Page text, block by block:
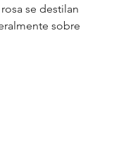
se destilan
sobre